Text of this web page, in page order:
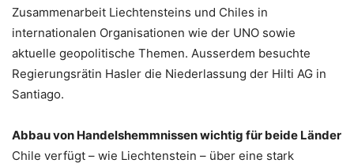
Zusammenarbeit Liechtensteins und Chiles in
internationalen Organisationen wie der UNO sowie
aktuelle geopolitische Themen. Ausserdem besuchte
Regierungsrätin Hasler die Niederlassung der Hilti AG in
Santiago.
Abbau von Handelshemmnissen wichtig für beide Länder
Chile verfügt – wie Liechtenstein – über eine stark